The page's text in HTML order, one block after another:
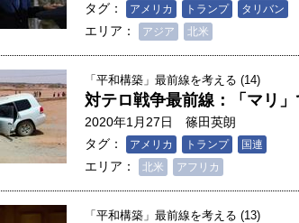
タグ：
アメリカ トランプ タリバン
エリア： アジア 北米
「平和構築」最前線を考える (14)
対テロ戦争最前線：「マリ
2020年1月27日
篠田英朗
タグ：
アメリカ トランプ 国連
エリア： 北米 アフリカ
「平和構築」最前線を考える (13)